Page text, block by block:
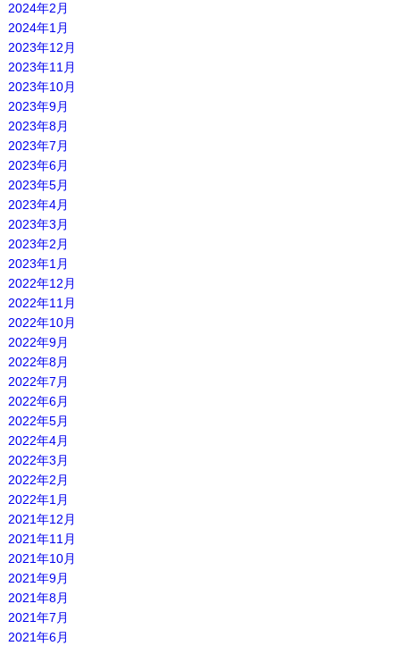
2024年2月
2024年1月
2023年12月
2023年11月
2023年10月
2023年9月
2023年8月
2023年7月
2023年6月
2023年5月
2023年4月
2023年3月
2023年2月
2023年1月
2022年12月
2022年11月
2022年10月
2022年9月
2022年8月
2022年7月
2022年6月
2022年5月
2022年4月
2022年3月
2022年2月
2022年1月
2021年12月
2021年11月
2021年10月
2021年9月
2021年8月
2021年7月
2021年6月